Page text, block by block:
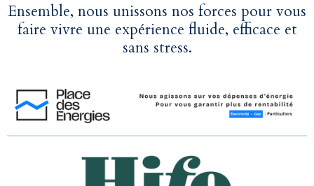
Ensemble, nous unissons nos forces pour vous
faire vivre une expérience fluide, efficace et
sans stress.